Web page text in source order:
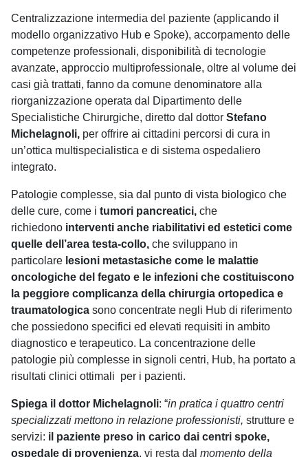
Centralizzazione intermedia del paziente (applicando il
modello organizzativo Hub e Spoke), accorpamento delle
competenze professionali, disponibilità di tecnologie
avanzate, approccio multiprofessionale, oltre al volume dei
casi già trattati, fanno da comune denominatore alla
riorganizzazione operata dal Dipartimento delle
Specialistiche Chirurgiche, diretto dal dottor Stefano
Michelagnoli, per offrire ai cittadini percorsi di cura in
un’ottica multispecialistica e di sistema ospedaliero
integrato.
Patologie complesse, sia dal punto di vista biologico che
delle cure, come i tumori pancreatici, che
richiedono interventi anche riabilitativi ed estetici come
quelle dell’area testa-collo, che sviluppano in
particolare lesioni metastasiche come le malattie
oncologiche del fegato e le infezioni che costituiscono
la peggiore complicanza della chirurgia ortopedica e
traumatologica sono concentrate negli Hub di riferimento
che possiedono specifici ed elevati requisiti in ambito
diagnostico e terapeutico. La concentrazione delle
patologie più complesse in signoli centri, Hub, ha portato a
risultati clinici ottimali per i pazienti.
Spiega il dottor Michelagnoli: “in pratica i quattro centri
specializzati mettono in relazione professionisti, strutture e
servizi: il paziente preso in carico dai centri spoke,
ospedale di provenienza, vi resta dal momento della